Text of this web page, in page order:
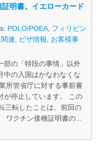
明書。イエローカード
POLO/POEA, フィリピン
連 ビザ情報
お客様事
部の「特段の事情」以外
中の入国はかなわなくな
所管省庁に対する事前審
が停止しています。 この
三転したことは、前回の
ワクチン接種証明書の...